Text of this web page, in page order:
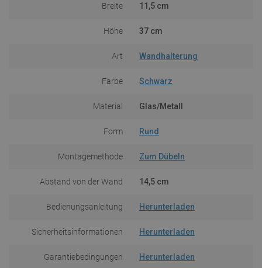
Breite 11,5 cm
Höhe 37 cm
Art Wandhalterung
Farbe Schwarz
Material Glas/Metall
Form Rund
Montagemethode Zum Dübeln
Abstand von der Wand 14,5 cm
Bedienungsanleitung Herunterladen
Sicherheitsinformationen Herunterladen
Garantiebedingungen Herunterladen